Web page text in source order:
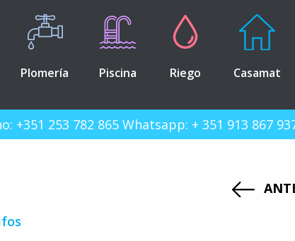
Plomería Piscina Riego Casamat
253 782 865 Whatsapp: + 351 913 867